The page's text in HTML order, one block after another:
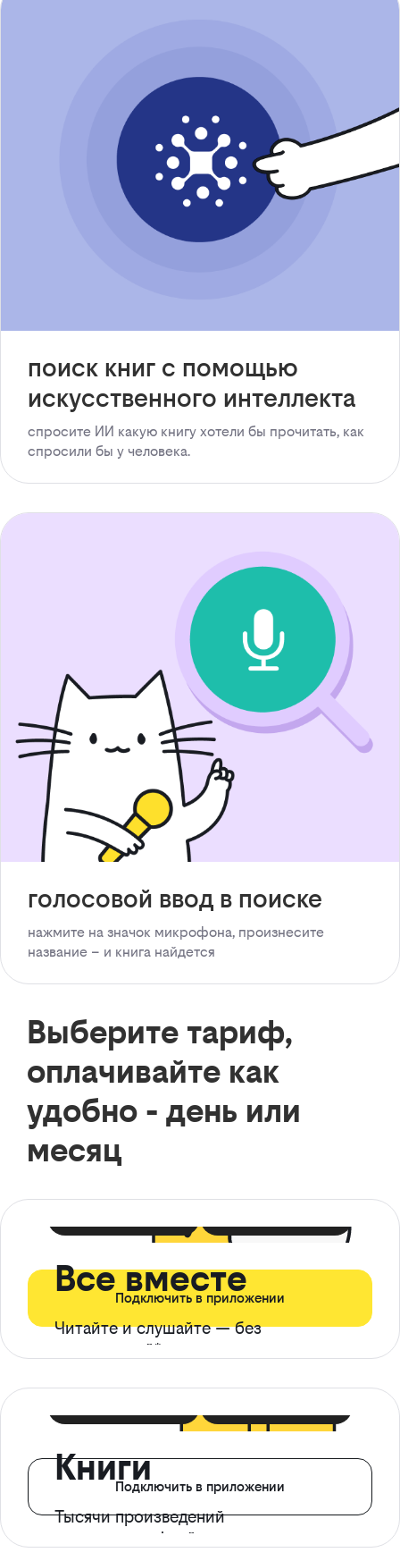
поиск книг с помощью
искусственного интеллекта
спросите ИИ какую книгу хотели бы прочитать, как
спросили бы у человека.
голосовой ввод в поиске
нажмите на значок микрофона, произнесите
название – и книга найдется
Выберите тариф,
оплачивайте как
удобно - день или
месяц
Все вместе
Читайте и слушайте — без
ограничений*
Подключить в приложении
Книги
Тысячи произведений
с доступом офлайн
Подключить в приложении